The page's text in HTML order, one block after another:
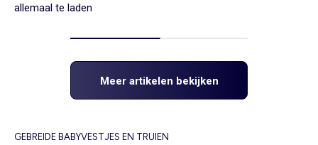
allemaal te laden
Meer artikelen bekijken
GEBREIDE BABYVESTJES EN TRUIEN